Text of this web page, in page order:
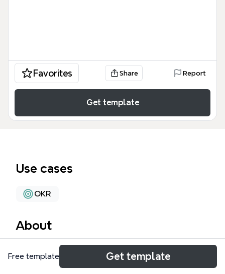
Favorites Share Report
Get template
Use cases
OKR
About
經營策略 OGSM 一頁搞定模板是一套專為企業管理
者、部門主管及創業家設計的高效管理工具，旨在將複
Free template Get template